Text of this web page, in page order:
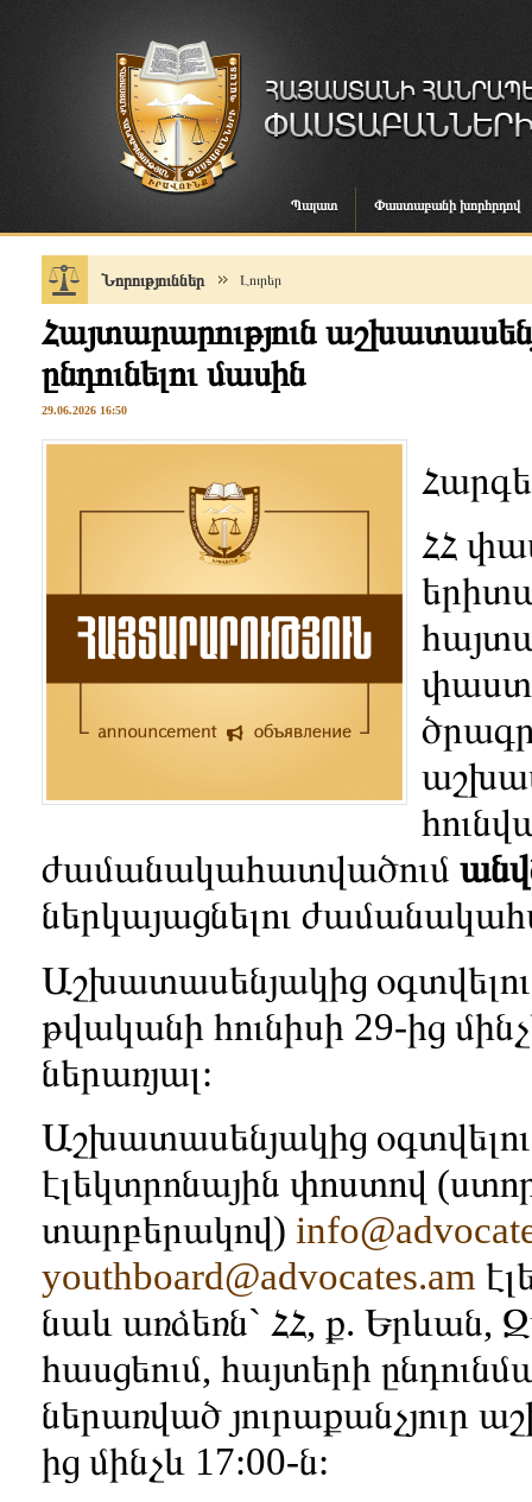
Պալատ Փաստաբանի խորհրդով
Նորություններ Լուրեր
Հայտարարություն
ընդունելու մասին
29.06.2026 16:50
ՀՀ
ժամանակահատվածում
ներկայացնելու
Աշխատասենյակից օգտվելու
թվականի հունիսի 29-ից
ներառյալ:
Աշխատասենյակից օգտվելու
էլեկտրոնային փոստով
տարբերակով)
youthboard@advocates.am
նաև առձեռն` ՀՀ, ք. Երևան,
հասցեում, հայտերի
ներառված յուրաքանչյուր
ից մինչև 17:00-ն: